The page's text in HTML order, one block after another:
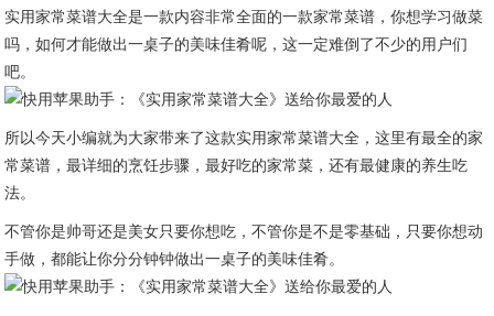
实用家常菜谱大全是一款内容非常全面的一款家常菜谱，你想学习做菜
吗，如何才能做出一桌子的美味佳肴呢，这一定难倒了不少的用户们
吧。
所以今天小编就为大家带来了这款实用家常菜谱大全，这里有最全的家
常菜谱，最详细的烹饪步骤，最好吃的家常菜，还有最健康的养生吃
法。
不管你是帅哥还是美女只要你想吃，不管你是不是零基础，只要你想动
手做，都能让你分分钟钟做出一桌子的美味佳肴。